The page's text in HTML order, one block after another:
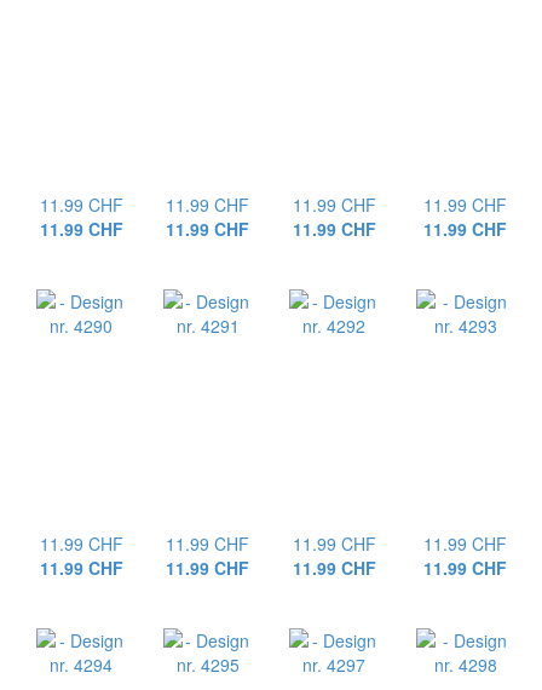
11.99 CHF
11.99 CHF
11.99 CHF
11.99 CHF
11.99 CHF
11.99 CHF
11.99 CHF
11.99 CHF
11.99 CHF
11.99 CHF
11.99 CHF
11.99 CHF
11.99 CHF
11.99 CHF
11.99 CHF
11.99 CHF